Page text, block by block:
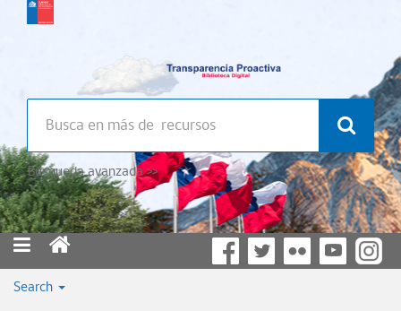
Búsqueda avanzada >>
Search